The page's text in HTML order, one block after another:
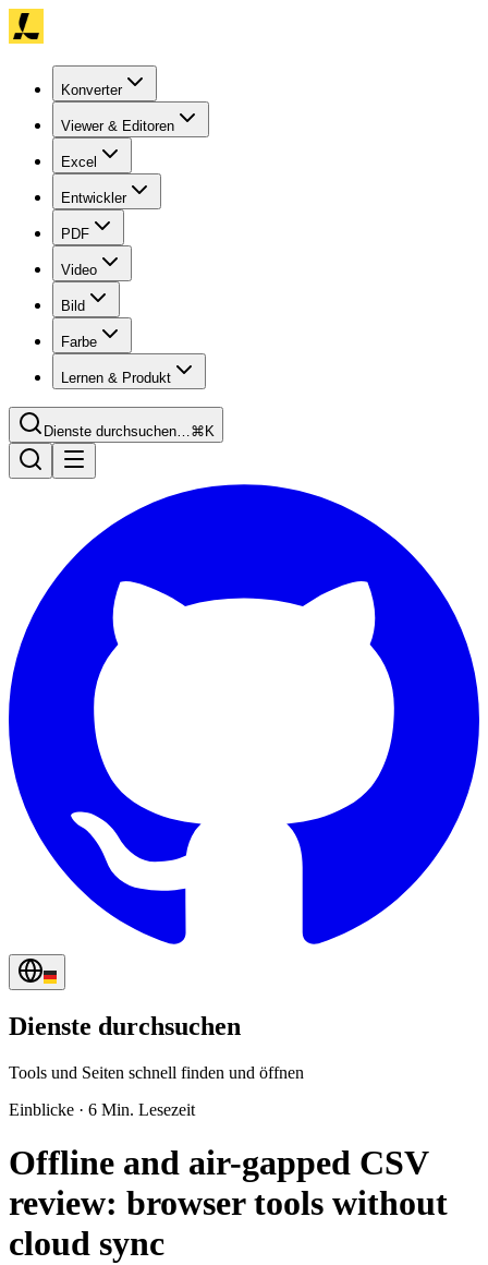
Konverter
Viewer & Editoren
Excel
Entwickler
PDF
Video
Bild
Farbe
Lernen & Produkt
Dienste durchsuchen…⌘K
Dienste durchsuchen
Tools und Seiten schnell finden und öffnen
Einblicke · 6 Min. Lesezeit
Offline and air-gapped CSV
review: browser tools without
cloud sync